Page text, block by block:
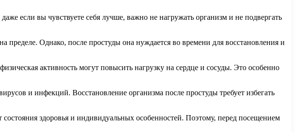
если вы чувствуете себя лучше, важно не нагружать организм и не подвергать
Однако, после простуды она нуждается во времени для восстановления и
активность могут повысить нагрузку на сердце и сосуды. Это особенно
и инфекций. Восстановление организма после простуды требует избегать
здоровья и индивидуальных особенностей. Поэтому, перед посещением